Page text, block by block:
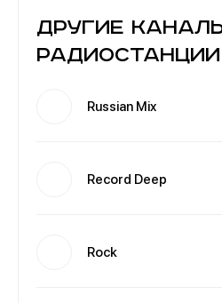
Другие
радиостанции
Russian Mix
Record Deep
Rock